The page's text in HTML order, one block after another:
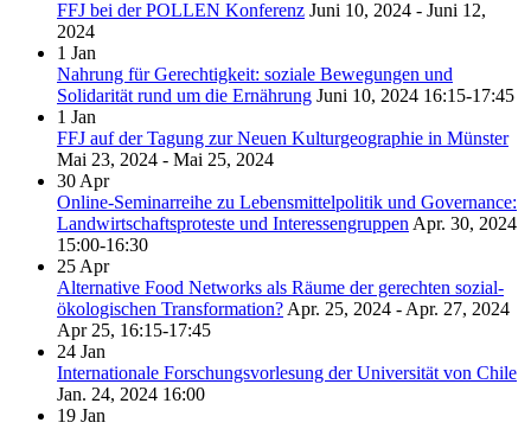
FFJ bei der POLLEN Konferenz Juni 10, 2024 - Juni 12,
2024
1 Jan
Nahrung für Gerechtigkeit: soziale Bewegungen und
Solidarität rund um die Ernährung Juni 10, 2024 16:15-17:45
1 Jan
FFJ auf der Tagung zur Neuen Kulturgeographie in Münster
Mai 23, 2024 - Mai 25, 2024
30 Apr
Online-Seminarreihe zu Lebensmittelpolitik und Governance:
Landwirtschaftsproteste und Interessengruppen Apr. 30, 2024
15:00-16:30
25 Apr
Alternative Food Networks als Räume der gerechten sozial-
ökologischen Transformation? Apr. 25, 2024 - Apr. 27, 2024
Apr 25, 16:15-17:45
24 Jan
Internationale Forschungsvorlesung der Universität von Chile
Jan. 24, 2024 16:00
19 Jan